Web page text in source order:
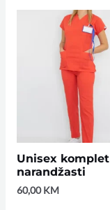
Unisex komplet
narandžasti
60,00KM